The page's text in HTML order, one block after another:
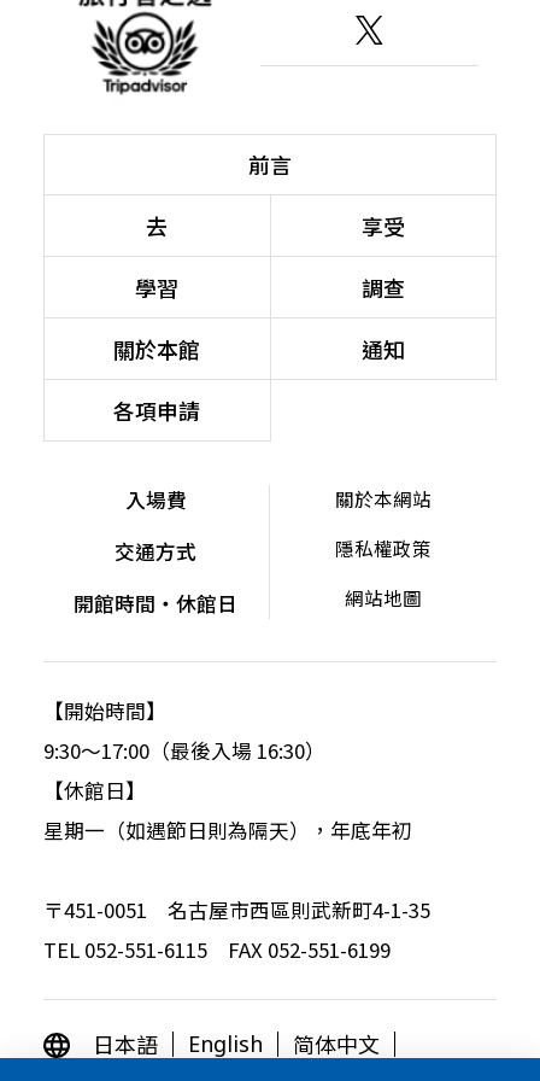
前言
去
享受
學習
調查
關於本館
通知
各項申請
入場費
交通方式
開館時間・休館日
關於本網站
隱私權政策
網站地圖
【開始時間】
9:30～17:00（最後入場 16:30）
【休館日】
星期一（如遇節日則為隔天），年底年初
〒451-0051 名古屋市西區則武新町4-1-35
TEL 052-551-6115 FAX 052-551-6199
日本語 English
简体中文